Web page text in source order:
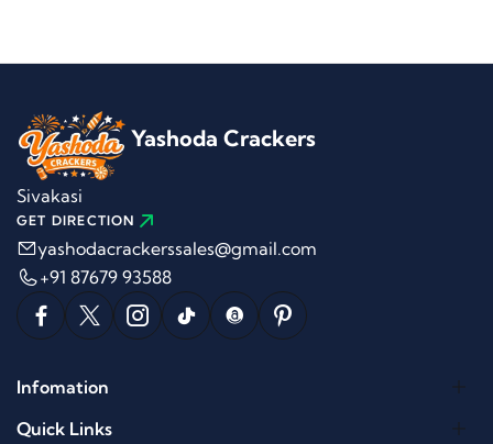
Yashoda Crackers
Sivakasi
GET DIRECTION
yashodacrackerssales@gmail.com
+91 87679 93588
Infomation
Quick Links